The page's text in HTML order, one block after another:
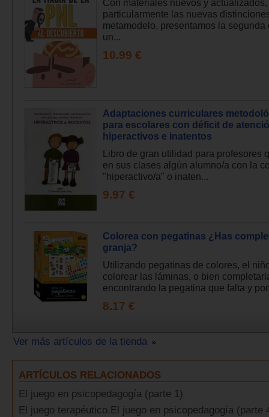
Con materiales nuevos y actualizados,
particularmente las nuevas
metamodelo, presentamos la segunda
un...
10.99 €
Adaptaciones curriculares
para escolares con déficit de
hiperactivos e inatentos
Libro de gran utilidad para profesores
en sus clases algún alumno/a con la
"hiperactivo/a" o inaten...
9.97 €
Colorea con pegatinas ¿Has
granja?
Utilizando pegatinas de colores, el
colorear las láminas, o bien
encontrando la pegatina que falta y
8.17 €
Ver más artículos de la tienda
ARTÍCULOS RELACIONADOS
El juego en psicopedagogía (parte 1)
El juego terapéutico.El juego en psicopedagogía (parte